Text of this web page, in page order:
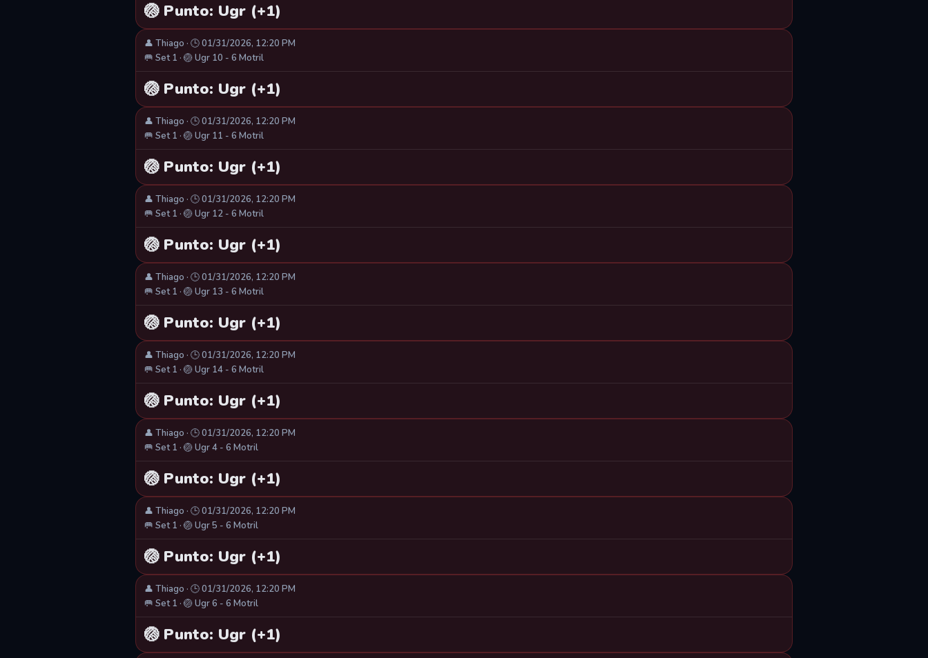
🏐 Punto: Ugr (+1)
👤 Thiago · 🕒 01/31/2026, 12:20 PM
🥅 Set 1 · 🏐 Ugr 10 - 6 Motril
🏐 Punto: Ugr (+1)
👤 Thiago · 🕒 01/31/2026, 12:20 PM
🥅 Set 1 · 🏐 Ugr 11 - 6 Motril
🏐 Punto: Ugr (+1)
👤 Thiago · 🕒 01/31/2026, 12:20 PM
🥅 Set 1 · 🏐 Ugr 12 - 6 Motril
🏐 Punto: Ugr (+1)
👤 Thiago · 🕒 01/31/2026, 12:20 PM
🥅 Set 1 · 🏐 Ugr 13 - 6 Motril
🏐 Punto: Ugr (+1)
👤 Thiago · 🕒 01/31/2026, 12:20 PM
🥅 Set 1 · 🏐 Ugr 14 - 6 Motril
🏐 Punto: Ugr (+1)
👤 Thiago · 🕒 01/31/2026, 12:20 PM
🥅 Set 1 · 🏐 Ugr 4 - 6 Motril
🏐 Punto: Ugr (+1)
👤 Thiago · 🕒 01/31/2026, 12:20 PM
🥅 Set 1 · 🏐 Ugr 5 - 6 Motril
🏐 Punto: Ugr (+1)
👤 Thiago · 🕒 01/31/2026, 12:20 PM
🥅 Set 1 · 🏐 Ugr 6 - 6 Motril
🏐 Punto: Ugr (+1)